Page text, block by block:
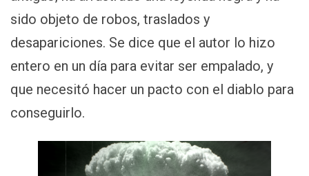
sido objeto de robos, traslados y
desapariciones. Se dice que el autor lo hizo
entero en un día para evitar ser empalado, y
que necesitó hacer un pacto con el diablo para
conseguirlo.